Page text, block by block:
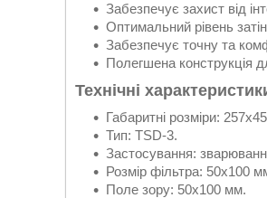
Забезпечує захист від
Оптимальний рівень
Забезпечує точну та
Полегшена конструкція
Технічні
Габаритні розміри:
Тип: TSD-3.
Застосування:
Розмір фільтра: 50x100
Поле зору: 50x100 мм.